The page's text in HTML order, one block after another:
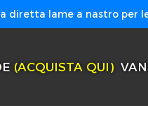
diretta lame a nastro per
(ACQUISTA QUI)